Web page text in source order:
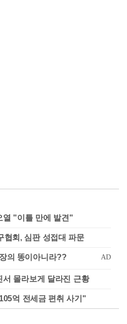
열 "이틀 만에 발견"
회, 심판 성접대 파문
서 몰라보게 달라진 근황
억 전세금 편취 사기"